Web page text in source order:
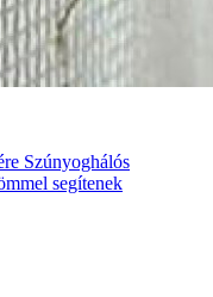
Szúnyoghálós
segítenek